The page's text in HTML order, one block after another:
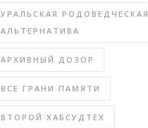
УРАЛЬСКАЯ РОДОВЕДЧЕСКАЯ
АЛЬТЕРНАТИВА
АРХИВНЫЙ ДОЗОР
ВСЕ ГРАНИ ПАМЯТИ
ВТОРОЙ ХАБСУДТЕХ